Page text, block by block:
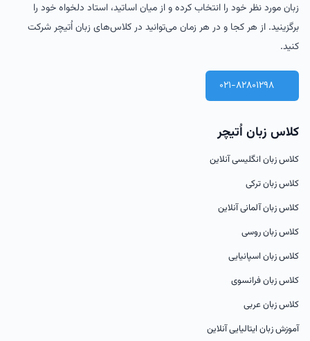
زبان مورد نظر خود را انتخاب کرده و از میان اساتید، استاد دلخواه خود را
برگزینید. از هر کجا و در هر زمان می‌توانید در کلاس‌های زبان اُتیچر شرکت
کنید.
021-82801298
کلاس زبان اُتیچر
کلاس زبان انگلیسی آنلاین
کلاس زبان ترکی
کلاس زبان آلمانی آنلاین
کلاس زبان روسی
کلاس زبان اسپانیایی
کلاس زبان فرانسوی
کلاس زبان عربی
آموزش زبان ایتالیایی آنلاین